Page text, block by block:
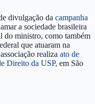
divulgação da campanha
a sociedade brasileira
do ministro, como também
que atuaram na
realiza ato de
Direito da USP, em São